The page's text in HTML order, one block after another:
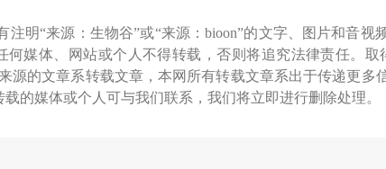
注明“来源：生物谷”或“来源：bioon”的文字、图片和音视
何媒体、网站或个人不得转载，否则将追究法律责任。
源的文章系转载文章，本网所有转载文章系出于传递更多
的媒体或个人可与我们联系，我们将立即进行删除处理。